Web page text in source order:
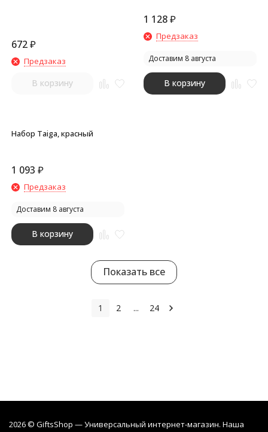
672₽
Предзаказ
В корзину
1 128₽
Предзаказ
Доставим 8 августа
В корзину
Набор Taiga, красный
1 093 ₽
Предзаказ
Доставим 8 августа
В корзину
Показать все
1 2 ... 24
2026 © GiftsShop — Универсальный интернет-магазин. Наша